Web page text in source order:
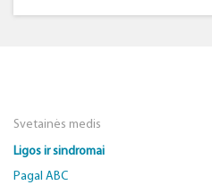
Svetainės medis
Ligos ir sindromai
Pagal ABC